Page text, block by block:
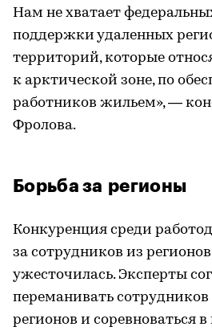
Нам не хватает
поддержки удаленных
территорий, которые
к арктической зоне, по
работников жильем», —
Фролова.
Борьба за регионы
Конкуренция среди
за сотрудников из
ужесточилась. Эксперты
переманивать сотрудников
регионов и соревноваться в